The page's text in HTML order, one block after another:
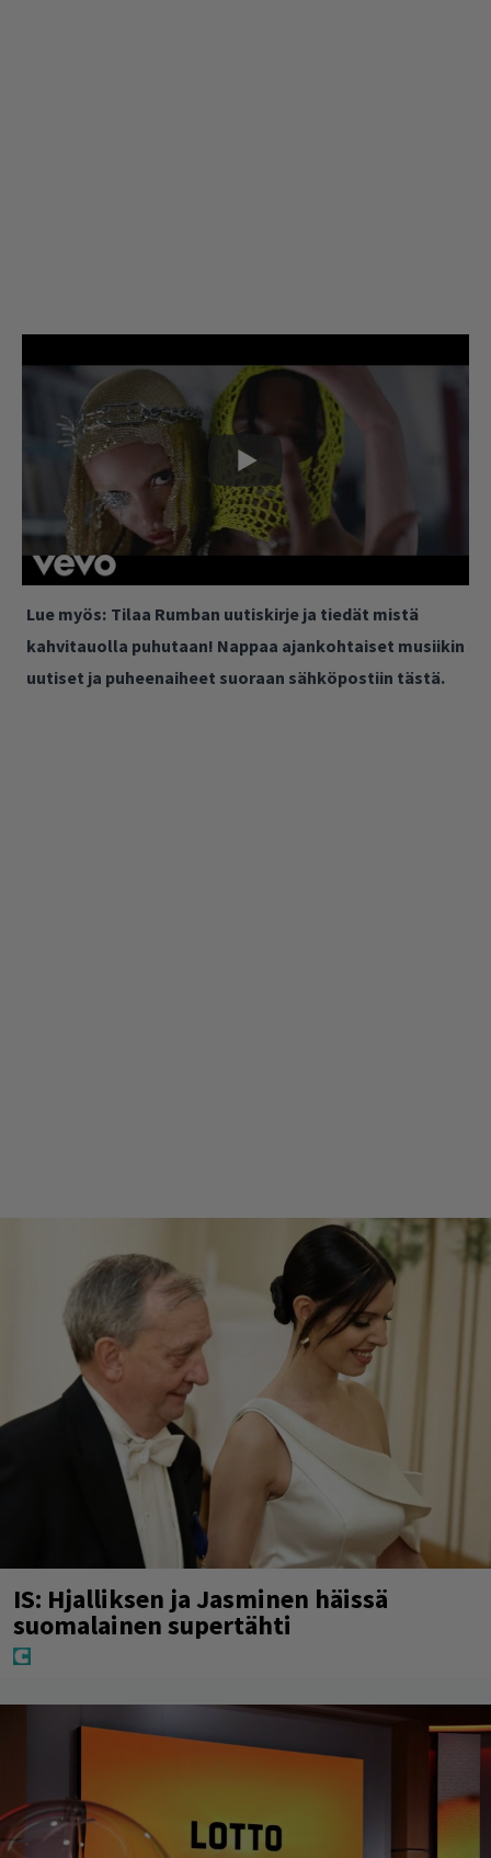
Lue myös: Tilaa Rumban uutiskirje ja tiedät mistä
kahvitauolla puhutaan! Nappaa ajankohtaiset musiikin
uutiset ja puheenaiheet suoraan sähköpostiin tästä.
IS: Hjalliksen ja Jasminen häissä
suomalainen supertähti